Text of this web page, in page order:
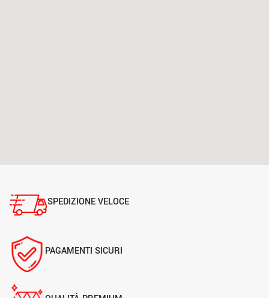
SPEDIZIONE VELOCE
PAGAMENTI SICURI